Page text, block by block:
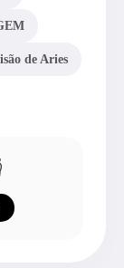
de Aries